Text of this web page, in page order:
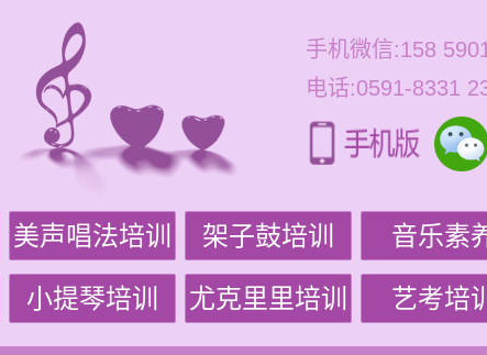
手机微信:158
电话:0591-8331
美声唱法培训 架子鼓培训 音乐素
小提琴培训 尤克里里培训 艺考培训